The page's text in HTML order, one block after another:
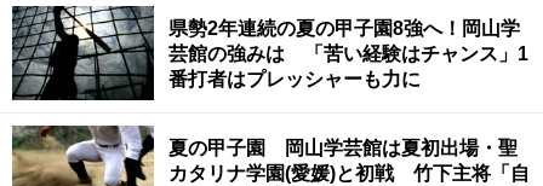
県勢2年連続の夏の甲子園8強へ！岡山学
芸館の強みは 「苦い経験はチャンス」1
番打者はプレッシャーも力に
夏の甲子園 岡山学芸館は夏初出場・聖
カタリナ学園(愛媛)と初戦 竹下主将「自